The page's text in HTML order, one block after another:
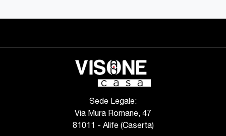
Sede Legale:
Via Mura Romane, 47
81011 - Alife (Caserta)